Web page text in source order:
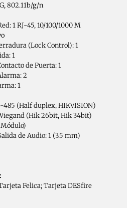
802.11b/g/n
1 RJ-45, 10/100/1000 M
(Lock Control): 1
1
de Puerta: 1
2
1
485 (Half duplex, HIKVISION)
(Hik 26bit, Hik 34bit)
Módulo)
de Audio: 1 (3.5 mm)
Felica; Tarjeta DESfire